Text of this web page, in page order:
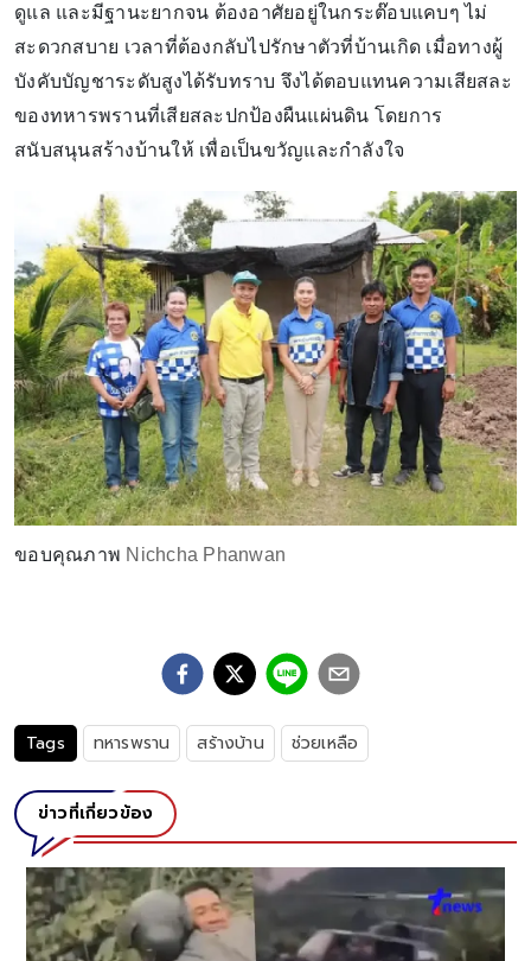
ดูแล และมีฐานะยากจน ต้องอาศัยอยู่ในกระต๊อบแคบๆ ไม่
สะดวกสบาย เวลาที่ต้องกลับไปรักษาตัวที่บ้านเกิด เมื่อทางผู้
บังคับบัญชาระดับสูงได้รับทราบ จึงได้ตอบแทนความเสียสละ
ของทหารพรานที่เสียสละปกป้องผืนแผ่นดิน โดยการ
สนับสนุนสร้างบ้านให้ เพื่อเป็นขวัญและกำลังใจ
ขอบคุณภาพ Nichcha Phanwan
Tags ทหารพราน สร้างบ้าน ช่วยเหลือ
ข่าวที่เกี่ยวข้อง